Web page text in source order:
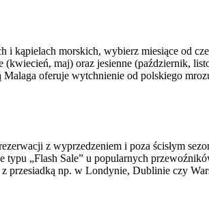
i kąpielach morskich, wybierz miesiące od
maj) oraz jesienne (październik,
oferuje wytchnienie od polskiego
z wyprzedzeniem i poza ścisłym
„Flash Sale” u popularnych
przesiadką np. w Londynie, Dublinie czy